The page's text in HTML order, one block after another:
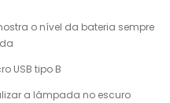
o nível da bateria sempre
USB tipo B
a lâmpada no escuro